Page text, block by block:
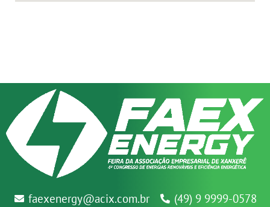
faexenergy@acix.com.br
(49) 9 9999-0578